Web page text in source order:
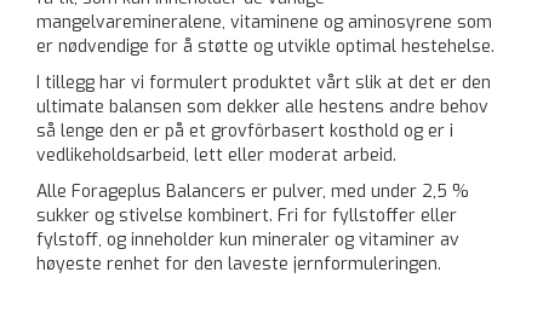
mangelvaremineralene, vitaminene og aminosyrene som
er nødvendige for å støtte og utvikle optimal hestehelse.
I tillegg har vi formulert produktet vårt slik at det er den
ultimate balansen som dekker alle hestens andre behov
så lenge den er på et grovfôrbasert kosthold og er i
vedlikeholdsarbeid, lett eller moderat arbeid.
Alle Forageplus Balancers er pulver, med under 2,5 %
sukker og stivelse kombinert. Fri for fyllstoffer eller
fylstoff, og inneholder kun mineraler og vitaminer av
høyeste renhet for den laveste jernformuleringen.